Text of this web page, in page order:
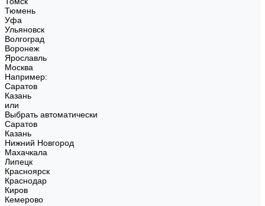
Тюмень
Уфа
Ульяновск
Волгоград
Воронеж
Ярославль
Москва
Например:
Саратов
Казань
или
Выбрать автоматически
Саратов
Казань
Нижний Новгород
Махачкала
Липецк
Красноярск
Краснодар
Киров
Кемерово